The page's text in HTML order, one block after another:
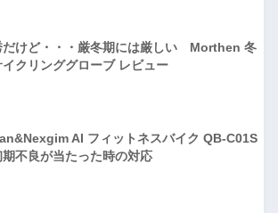
だけど・・・厳冬期には厳しい Morthen 冬
イクリンググローブ レビュー
AI フィットネスバイク QB-C01S
期不良が当たった時の対応